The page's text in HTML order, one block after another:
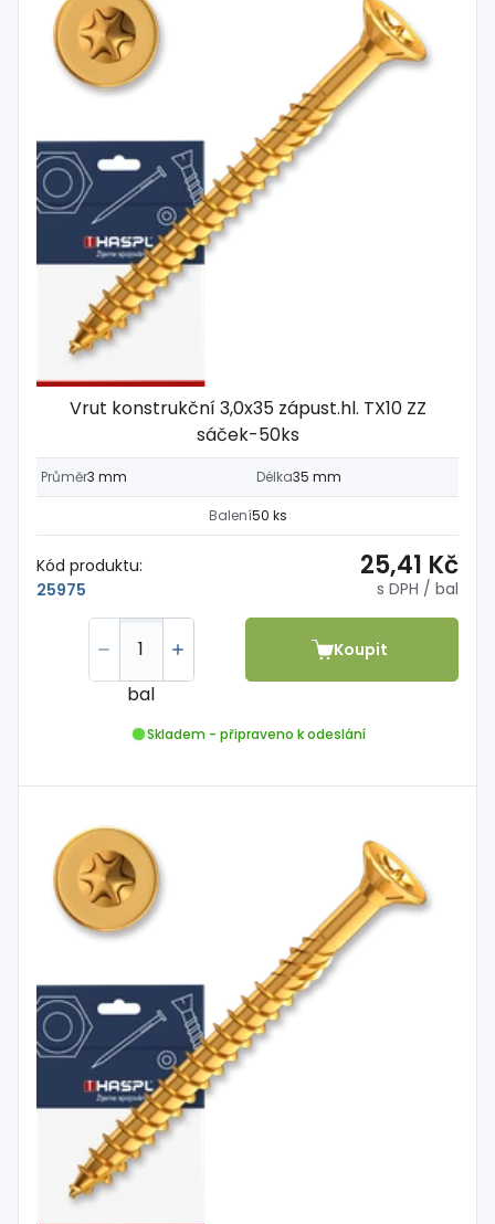
Vrut konstrukční 3,0x35 zápust.hl. TX10 ZZ
sáček-50ks
Průměr3 mm Délka35 mm
Balení50 ks
Kód produktu:
25975
25,41 Kč
s DPH / bal
bal
Koupit
Skladem - připraveno k odeslání